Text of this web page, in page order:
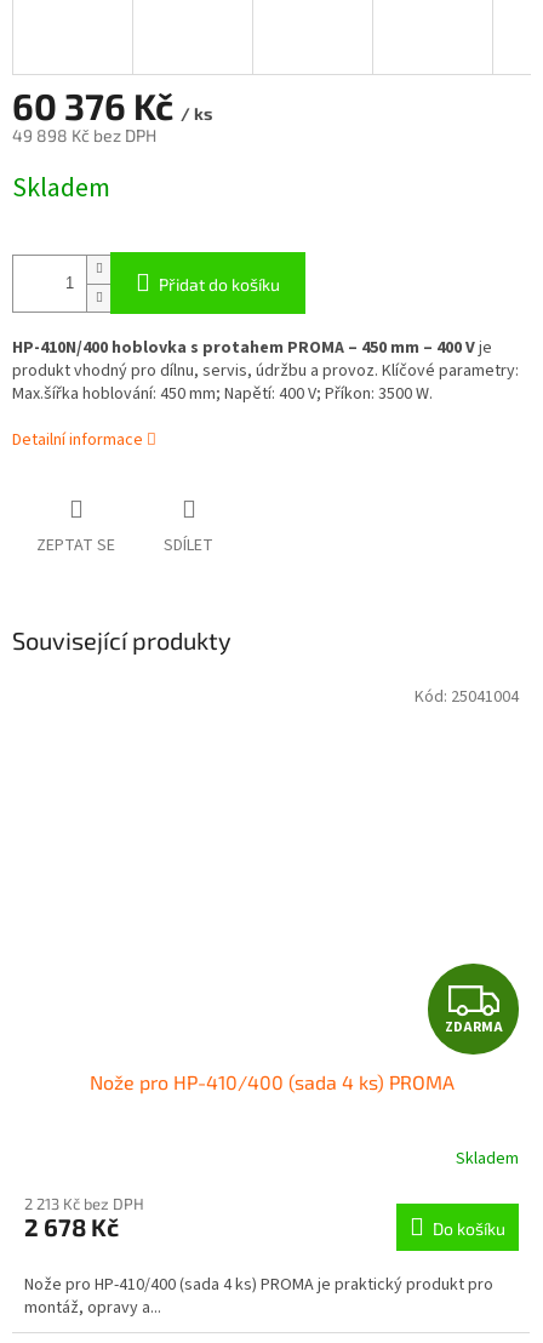
60 376 Kč / ks
49 898 Kč bez DPH
cena:
Skladem
Přidat do košíku
HP-410N/400 hoblovka s protahem PROMA – 450 mm – 400 Vje
produkt vhodný pro dílnu, servis, údržbu a provoz. Klíčové parametry:
Max.šířka hoblování: 450 mm; Napětí: 400 V; Příkon: 3500 W.
Detailní informace
ZEPTAT SE SDÍLET
Související produkty
Z
D
R
M
A
ZDARMA
Nože pro HP-410/400 (sada 4 ks) PROMA
Skladem
2 213 Kč bez DPH
2 678 Kč Do košíku
Nože pro HP-410/400 (sada 4 ks) PROMA je praktický produkt pro
montáž, opravy a...
Kód: 25041004